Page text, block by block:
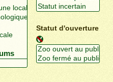
Statut d'ouverture